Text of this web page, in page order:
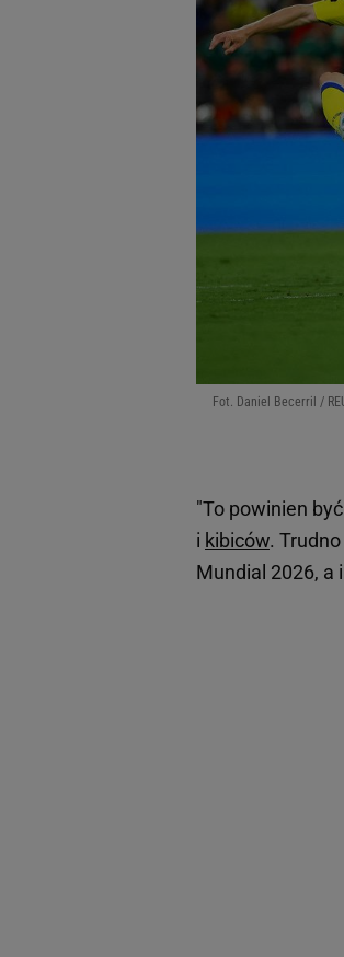
Fot. Daniel Becerril /
"To powinien być
i kibiców.
Mundial 2026, a